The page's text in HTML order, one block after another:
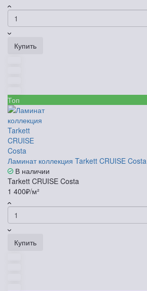
Купить
Топ
Ламинат коллекция Tarkett CRUISE Costa
В наличии
Tarkett CRUISE Costa
1 400₽/м²
Купить